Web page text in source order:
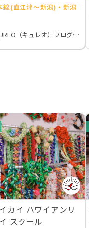
線(直江津～新潟)・新潟
QUREO（キュレオ）プログラミング教室
カイ ハワイアンリ
スクール